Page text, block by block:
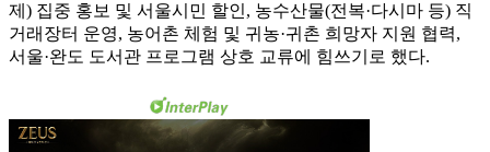
제) 집중 홍보 및 서울시민 할인, 농수산물(전복·다시마 등) 직
거래장터 운영, 농어촌 체험 및 귀농·귀촌 희망자 지원 협력,
서울·완도 도서관 프로그램 상호 교류에 힘쓰기로 했다.